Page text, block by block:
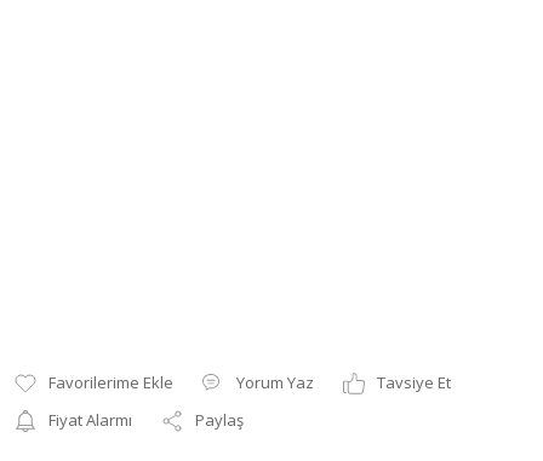
Yorum Yaz
Tavsiye Et
Fiyat Alarmı
Paylaş